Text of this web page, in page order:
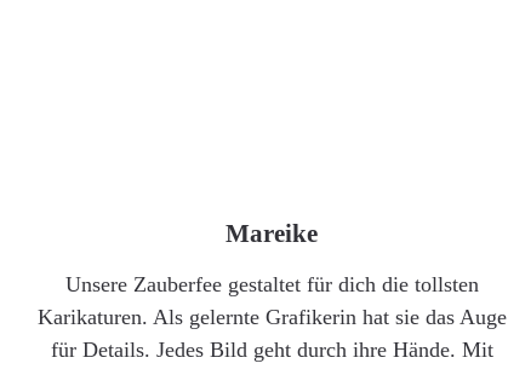
Mareike
Unsere Zauberfee gestaltet für dich die tollsten
Karikaturen. Als gelernte Grafikerin hat sie das Auge
für Details. Jedes Bild geht durch ihre Hände. Mit